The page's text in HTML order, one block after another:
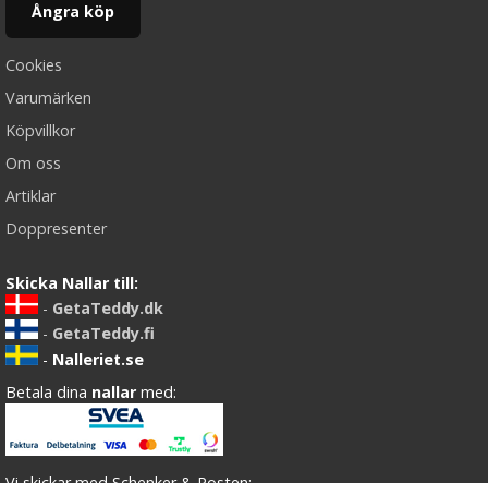
Ångra köp
Cookies
Varumärken
Köpvillkor
Om oss
Artiklar
Doppresenter
Skicka Nallar till:
- GetaTeddy.dk
- GetaTeddy.fi
- Nalleriet.se
Betala dina nallar med: